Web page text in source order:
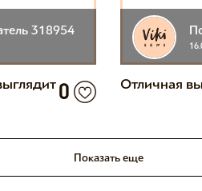
318954
0 Отличная
Показать еще